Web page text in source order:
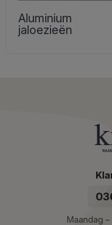
Aluminium
jaloezieën
Maandag